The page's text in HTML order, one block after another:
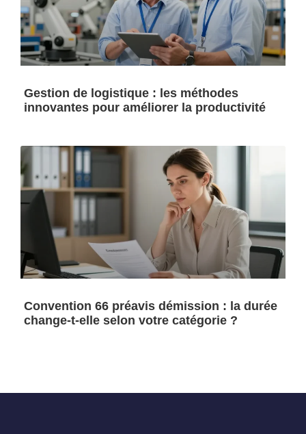
Gestion de logistique : les méthodes
innovantes pour améliorer la productivité
Convention 66 préavis démission : la durée
change-t-elle selon votre catégorie ?